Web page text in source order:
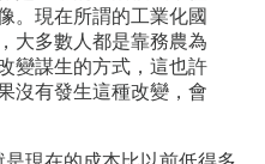
。現在所謂的工業化國
大多數人都是靠務農為
變謀生的方式，這也許
沒有發生這種改變，會